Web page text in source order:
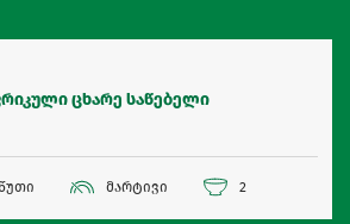
ცხარე საწებელი
მარტივი 2